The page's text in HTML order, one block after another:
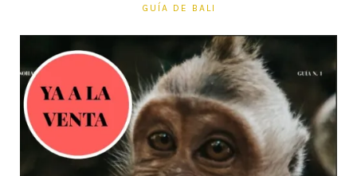
GUÍA DE BALI